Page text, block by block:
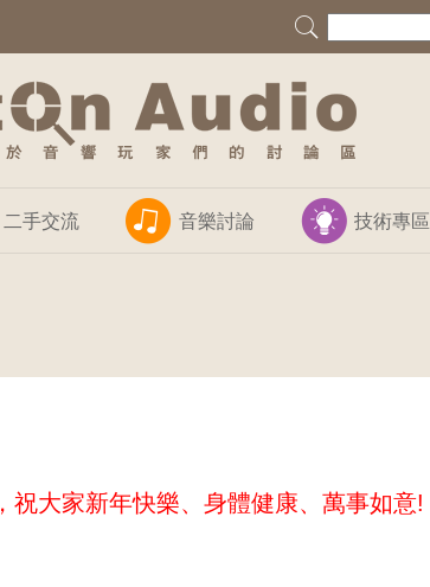
二手交流 音樂討論 技術專區
大家新年快樂、身體健康、萬事如意!